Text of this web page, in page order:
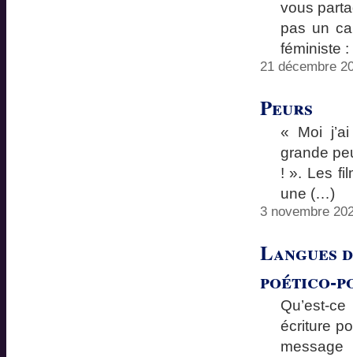
vous
pas un
féministe
21 décembre
Peurs
« Moi
grande
! ». Les
une (…)
3 novembre
Langues
poético-
Qu’est-
écriture